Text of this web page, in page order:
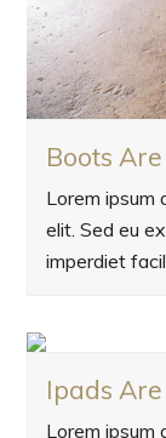
Boots
Lorem ipsum
elit. Sed eu
imperdiet
Ipads
Lorem ipsum